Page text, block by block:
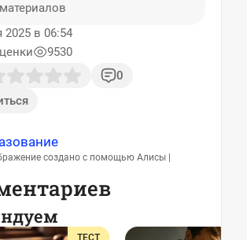
материалов
2025 в 06:54
9530
0
создано с помощью Алисы |
ТЕСТ